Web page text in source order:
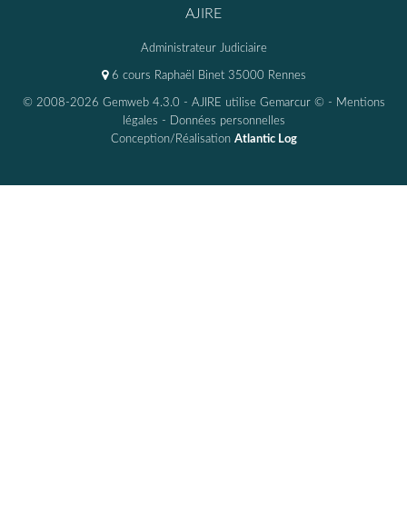
AJIRE
Administrateur Judiciaire
6 cours Raphaël Binet 35000 Rennes
© 2008-2026 Gemweb 4.3.0 - AJIRE utilise Gemarcur © - Mentions
légales - Données personnelles
Conception/Réalisation Atlantic Log